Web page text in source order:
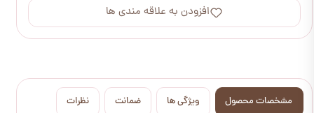
افزودن به علاقه مندی ها
مشخصات محصول ویژگی ها ضمانت نظرات